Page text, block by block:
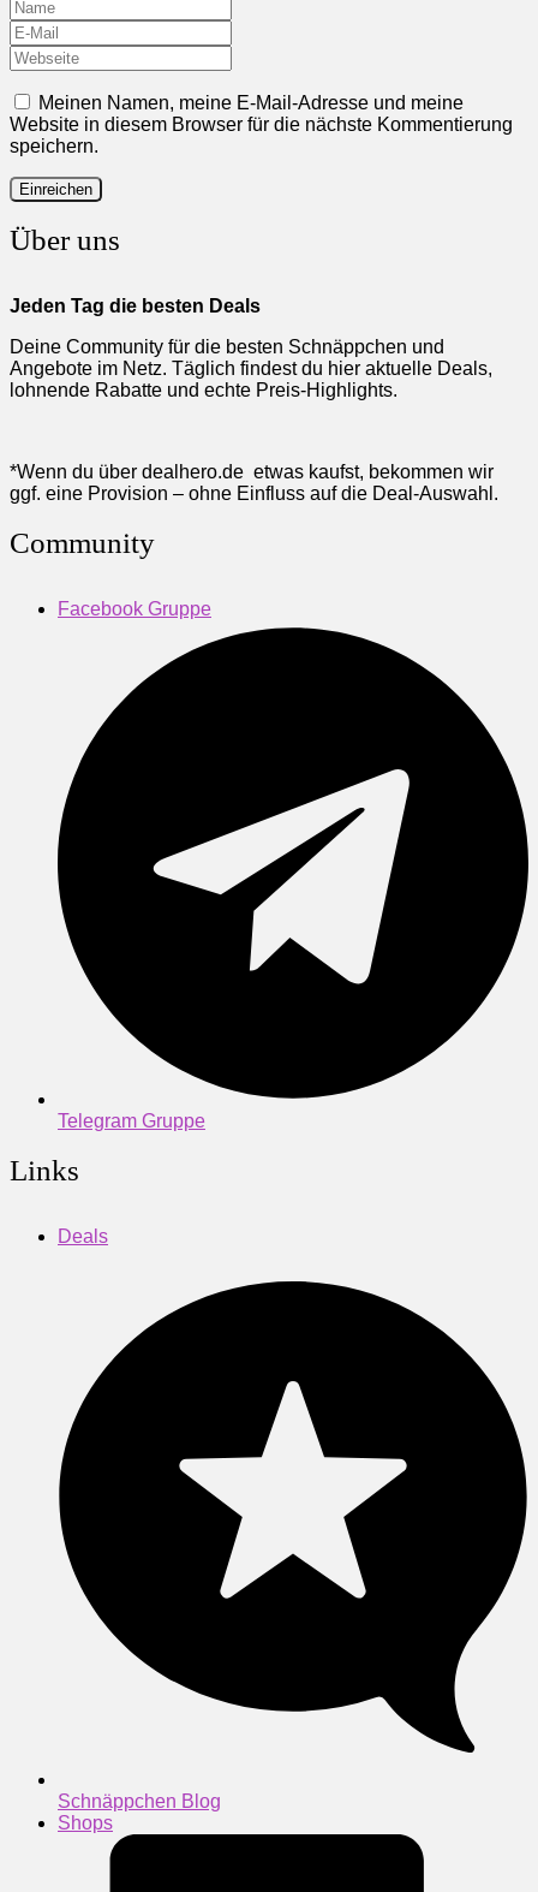
Meinen Namen, meine E-Mail-Adresse und meine
Website in diesem Browser für die nächste Kommentierung
speichern.
Über uns
Jeden Tag die besten Deals
Deine Community für die besten Schnäppchen und
Angebote im Netz. Täglich findest du hier aktuelle Deals,
lohnende Rabatte und echte Preis-Highlights.
*Wenn du über dealhero.de etwas kaufst, bekommen wir
ggf. eine Provision – ohne Einfluss auf die Deal-Auswahl.
Community
Facebook Gruppe
Telegram Gruppe
Links
Deals
Schnäppchen Blog
Shops